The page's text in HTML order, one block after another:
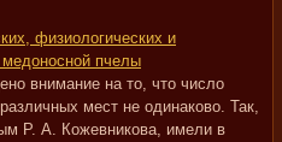
физиологических и
медоносной пчелы
внимание на то, что число
мест не одинаково. Так,
Р. А. Кожевникова, имели в